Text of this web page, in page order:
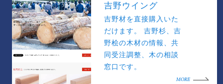
吉野ウイング
吉野材を直接購入いた
だけます。 吉野杉、吉
野桧の木材の情報、共
同受注調整、木の相談
窓口です。
MORE